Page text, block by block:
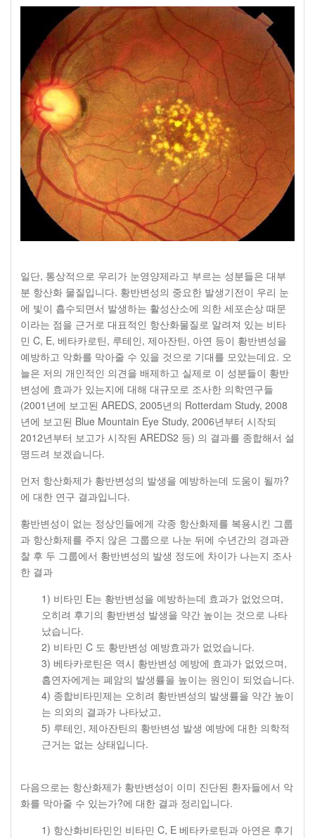
일단, 통상적으로 우리가 눈영양제라고 부르는 성분들은 대부
분 항산화 물질입니다. 황반변성의 중요한 발생기전이 우리 눈
에 빛이 흡수되면서 발생하는 활성산소에 의한 세포손상 때문
이라는 점을 근거로 대표적인 항산화물질로 알려져 있는 비타
민 C, E, 베타카로틴, 루테인, 제아잔틴, 아연 등이 황반변성을
예방하고 악화를 막아줄 수 있을 것으로 기대를 모았는데요. 오
늘은 저의 개인적인 의견을 배제하고 실제로 이 성분들이 황반
변성에 효과가 있는지에 대해 대규모로 조사한 의학연구들
(2001년에 보고된 AREDS, 2005년의 Rotterdam Study, 2008
년에 보고된 Blue Mountain Eye Study, 2006년부터 시작되
2012년부터 보고가 시작된 AREDS2 등) 의 결과를 종합해서 설
명드려 보겠습니다.
먼저 항산화제가 황반변성의 발생을 예방하는데 도움이 될까?
에 대한 연구 결과입니다.
황반변성이 없는 정상인들에게 각종 항산화제를 복용시킨 그룹
과 항산화제를 주지 않은 그룹으로 나눈 뒤에 수년간의 경과관
찰 후 두 그룹에서 황반변성의 발생 정도에 차이가 나는지 조사
한 결과
1) 비타민 E는 황반변성을 예방하는데 효과가 없었으며,
오히려 후기의 황반변성 발생을 약간 높이는 것으로 나타
났습니다.
2) 비타민 C 도 황반변성 예방효과가 없었습니다.
3) 베타카로틴은 역시 황반변성 예방에 효과가 없었으며,
흡연자에게는 폐암의 발생률을 높이는 원인이 되었습니다.
4) 종합비타민제는 오히려 황반변성의 발생률을 약간 높이
는 의외의 결과가 나타났고,
5) 루테인, 제아잔틴의 황반변성 발생 예방에 대한 의학적
근거는 없는 상태입니다.
다음으로는 항산화제가 황반변성이 이미 진단된 환자들에서 악
화를 막아줄 수 있는가?에 대한 결과 정리입니다.
1) 항산화비타민인 비타민 C, E 베타카로틴과 아연은 후기